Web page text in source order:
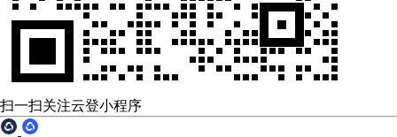
扫一扫关注云登小程序